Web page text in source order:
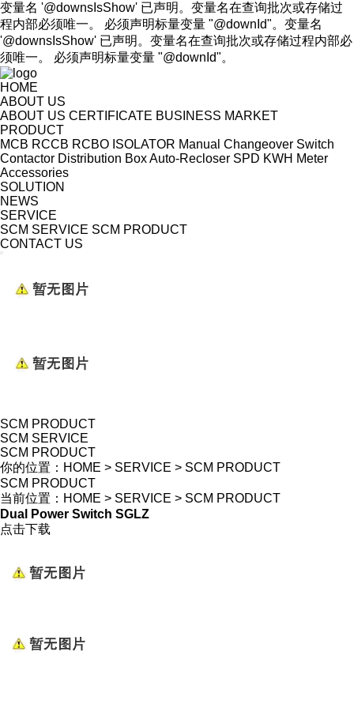
变量名 '@downsIsShow' 已声明。变量名在查询批次或存储过
程内部必须唯一。 必须声明标量变量 "@downId"。变量名
'@downsIsShow' 已声明。变量名在查询批次或存储过程内部必
须唯一。 必须声明标量变量 "@downId"。
HOME
ABOUT US
ABOUT US CERTIFICATE BUSINESS MARKET
PRODUCT
MCB RCCB RCBO ISOLATOR Manual Changeover Switch
Contactor Distribution BoxAuto-Recloser SPD KWH Meter
Accessories
SOLUTION
NEWS
SERVICE
SCM SERVICE SCM PRODUCT
CONTACT US
SCM PRODUCT
SCM SERVICE
SCM PRODUCT
你的位置： HOME > SERVICE > SCM PRODUCT
SCM PRODUCT
当前位置： HOME > SERVICE > SCM PRODUCT
Dual Power Switch SGLZ
点击下载